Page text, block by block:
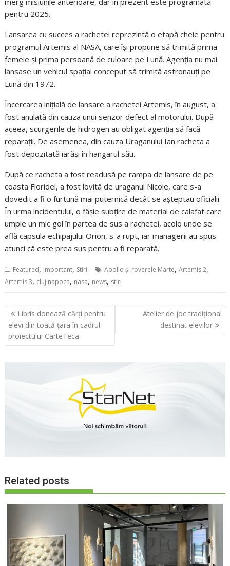
pentru 2025.
Lansarea cu succes a rachetei reprezintă o etapă cheie pentru
programul Artemis al NASA, care își propune să trimită prima
femeie și prima persoană de culoare pe Lună. Agenția nu mai
lansase un vehicul spațial conceput să trimită astronauți pe
Lună din 1972.
Încercarea inițială de lansare a rachetei Artemis, în august, a
fost anulată din cauza unui senzor defect al motorului. După
aceea, scurgerile de hidrogen au obligat agenția să facă
reparații. De asemenea, din cauza Uraganului Ian racheta a
fost depozitată iarăși în hangarul său.
După ce racheta a fost readusă pe rampa de lansare de pe
coasta Floridei, a fost lovită de uraganul Nicole, care s-a
dovedit a fi o furtună mai puternică decât se așteptau oficialii.
În urma incidentului, o fâșie subțire de material de calafat care
umple un mic gol în partea de sus a rachetei, acolo unde se
află capsula echipajului Orion, s-a rupt, iar managerii au spus
atunci că este prea sus pentru a fi reparată.
Featured, Important, Stiri Apollo și roverele Marte,Artemis 2,
Artemis 3, cluj napoca, nasa, news, stiri
Navigare
în
articole
Libris donează cărți pentru
elevi din toată țara în cadrul
proiectului CarteTeca
Atelier de joc tradițional
destinat elevilor
Related posts